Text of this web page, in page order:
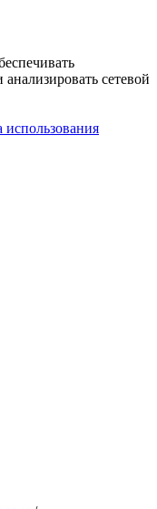
сетевой
использования